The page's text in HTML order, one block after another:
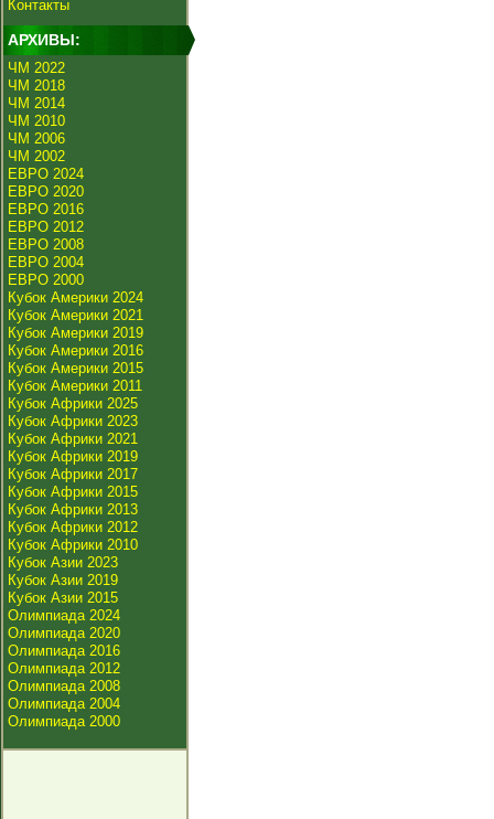
Контакты
АРХИВЫ:
ЧМ 2022
ЧМ 2018
ЧМ 2014
ЧМ 2010
ЧМ 2006
ЧМ 2002
ЕВРО 2024
ЕВРО 2020
ЕВРО 2016
ЕВРО 2012
ЕВРО 2008
ЕВРО 2004
ЕВРО 2000
Кубок Америки 2024
Кубок Америки 2021
Кубок Америки 2019
Кубок Америки 2016
Кубок Америки 2015
Кубок Америки 2011
Кубок Африки 2025
Кубок Африки 2023
Кубок Африки 2021
Кубок Африки 2019
Кубок Африки 2017
Кубок Африки 2015
Кубок Африки 2013
Кубок Африки 2012
Кубок Африки 2010
Кубок Азии 2023
Кубок Азии 2019
Кубок Азии 2015
Олимпиада 2024
Олимпиада 2020
Олимпиада 2016
Олимпиада 2012
Олимпиада 2008
Олимпиада 2004
Олимпиада 2000